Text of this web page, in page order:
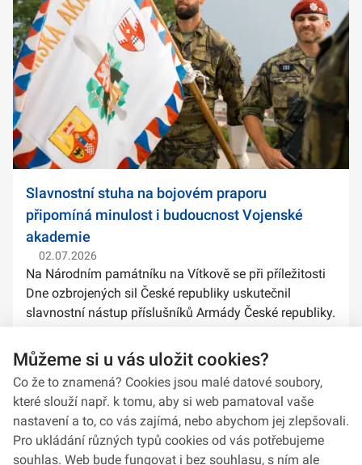
Slavnostní stuha na bojovém praporu
připomíná minulost i budoucnost Vojenské
akademie
02.07.2026
Na Národním památníku na Vítkově se při příležitosti
Dne ozbrojených sil České republiky uskutečnil
slavnostní nástup příslušníků Armády České republiky.
stuh na bojové prapory vybranýc...
Můžeme si u vás uložit cookies?
Co že to znamená? Cookies jsou malé datové soubory,
které slouží např. k tomu, aby si web pamatoval vaše
nastavení a to, co vás zajímá, nebo abychom jej zlepšovali.
Pro ukládání různých typů cookies od vás potřebujeme
souhlas. Web bude fungovat i bez souhlasu, s ním ale